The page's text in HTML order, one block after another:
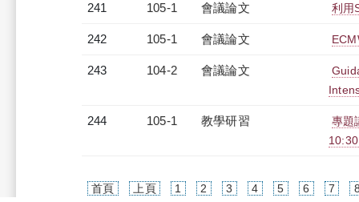
241 105-1 會議論文 利用
242 105-1 會議論文
243 104-2 會議論文
244 105-1 教學研習
專題
首頁 上頁 1 2 3 4 5 6 7